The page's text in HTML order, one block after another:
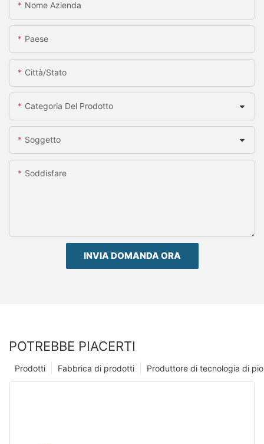
Nome Azienda
Paese
Città/stato
Categoria Del Prodotto
Soggetto
Soddisfare
INVIA DOMANDA ORA
POTREBBE PIACERTI
Produttore di tecnologia di
Fabbrica di prodotti
Prodotti